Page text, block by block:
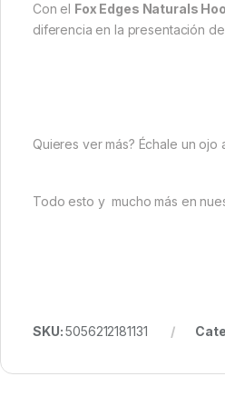
Con el Fox Edges Naturals
diferencia en la presentación
Quieres ver más? Échale un
Todo esto y mucho más en
SKU:5056212181131